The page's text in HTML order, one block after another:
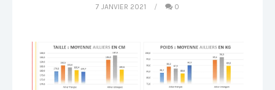
7 JANVIER 2021 0